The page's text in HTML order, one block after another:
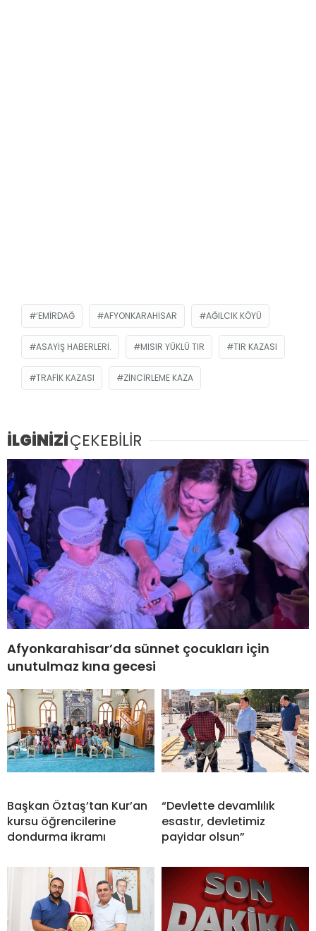
‘EMIRDAĞ AFYONKARAHISAR AĞILCIK KÖYÜ
ASAYIŞ HABERLERI. MISIR YÜKLÜ TIR TIR KAZASI
TRAFIK KAZASI ZINCIRLEME KAZA
İLGİNİZİÇEKEBİLİR
Afyonkarahisar’da sünnet çocukları için
unutulmaz kına gecesi
Başkan Öztaş’tan Kur’an
kursu öğrencilerine
dondurma ikramı
“Devlette devamlılık
esastır, devletimiz
payidar olsun”